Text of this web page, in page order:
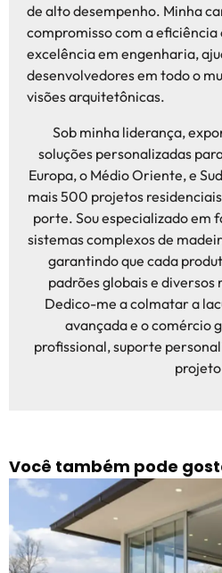
de alto desempenho. Minha
compromisso com a
excelência em engenharia,
desenvolvedores em todo o
visões arquitetônicas.
Sob minha liderança,
soluções personalizadas
Europa, o Médio Oriente, e
mais 500 projetos
porte. Sou especializado em
sistemas complexos de
garantindo que cada
padrões globais e
Dedico-me a colmatar a
avançada e o comércio
profissional, suporte
Você também pode